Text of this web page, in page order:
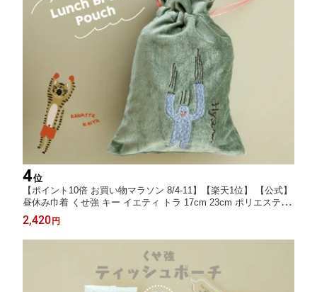
4位
【ポイント10倍 お買い物マラソン 8/4-11】【楽天1位】 【公式】
昼休み巾着 くせ強 キー イエティ トラ 17cm 23cm ポリエステル
ポリウレタン CDF etendue CDFエタンデュ ビスク
2,420円